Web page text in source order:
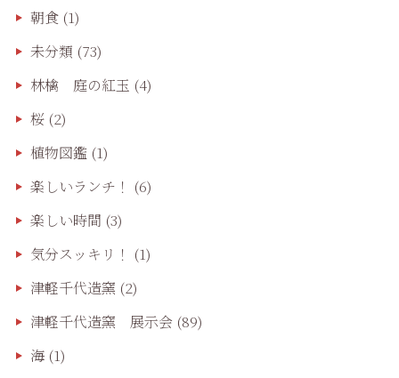
朝食(1)
未分類 (73)
林檎 庭の紅玉 (4)
桜(2)
植物図鑑 (1)
楽しいランチ！ (6)
楽しい時間 (3)
気分スッキリ！ (1)
津軽千代造窯 (2)
津軽千代造窯 展示会(89)
海(1)